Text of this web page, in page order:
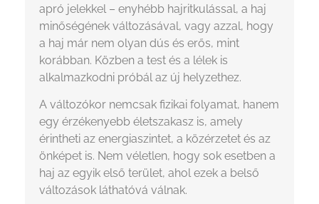
apró jelekkel – enyhébb hajritkulással, a haj
minőségének változásával, vagy azzal, hogy
a haj már nem olyan dús és erős, mint
korábban. Közben a test és a lélek is
alkalmazkodni próbál az új helyzethez.
A változókor nemcsak fizikai folyamat, hanem
egy érzékenyebb életszakasz is, amely
érintheti az energiaszintet, a közérzetet és az
önképet is. Nem véletlen, hogy sok esetben a
haj az egyik első terület, ahol ezek a belső
változások láthatóvá válnak.